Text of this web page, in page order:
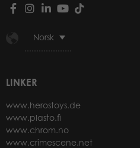
Norsk
LINKER
www.herostoys.de
www.plasto.fi
www.chrom.no
www.crimescene.net